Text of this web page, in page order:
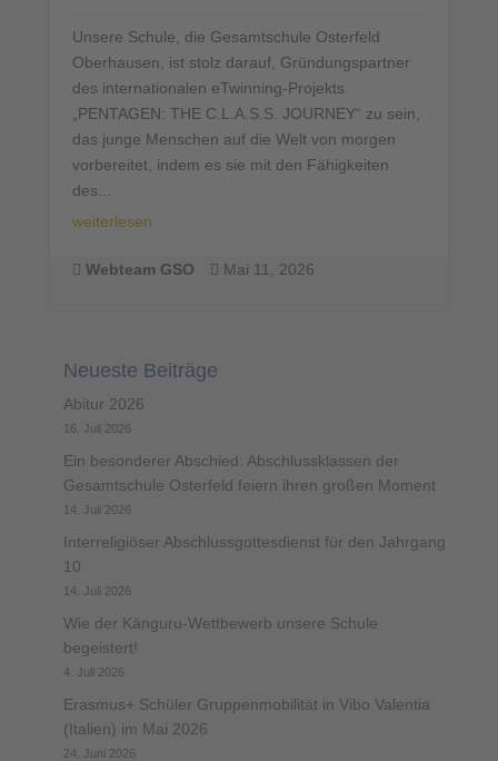
Unsere Schule, die Gesamtschule Osterfeld
Oberhausen, ist stolz darauf, Gründungspartner
des internationalen eTwinning-Projekts
„PENTAGEN: THE C.L.A.S.S. JOURNEY“ zu sein,
das junge Menschen auf die Welt von morgen
vorbereitet, indem es sie mit den Fähigkeiten
des...
weiterlesen
 Webteam GSO  Mai 11, 2026
Neueste Beiträge
Abitur 2026
16. Juli 2026
Ein besonderer Abschied: Abschlussklassen der
Gesamtschule Osterfeld feiern ihren großen Moment
14. Juli 2026
Interreligiöser Abschlussgottesdienst für den Jahrgang
10
14. Juli 2026
Wie der Känguru-Wettbewerb unsere Schule
begeistert!
4. Juli 2026
Erasmus+ Schüler Gruppenmobilität in Vibo Valentia
(Italien) im Mai 2026
24. Juni 2026